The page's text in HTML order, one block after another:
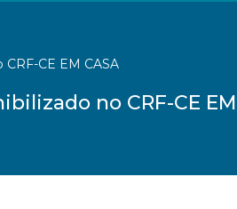
CE EM CASA
no CRF-CE EM